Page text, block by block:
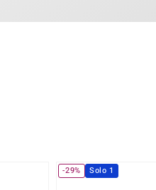
-29% Solo 1